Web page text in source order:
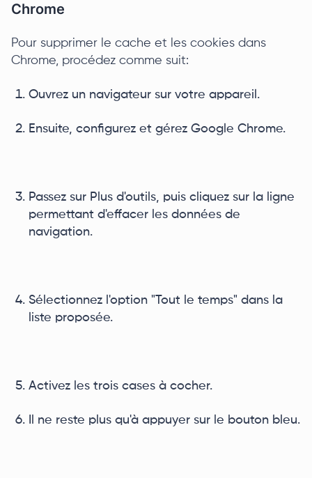
Chrome
Pour supprimer le cache et les cookies dans
Chrome, procédez comme suit:
Ouvrez un navigateur sur votre appareil.
Ensuite, configurez et gérez Google Chrome.
Passez sur Plus d'outils, puis cliquez sur la ligne
permettant d'effacer les données de
navigation.
Sélectionnez l'option "Tout le temps" dans la
liste proposée.
Activez les trois cases à cocher.
Il ne reste plus qu'à appuyer sur le bouton bleu.